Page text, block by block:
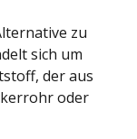
zu
sich um
der aus
oder